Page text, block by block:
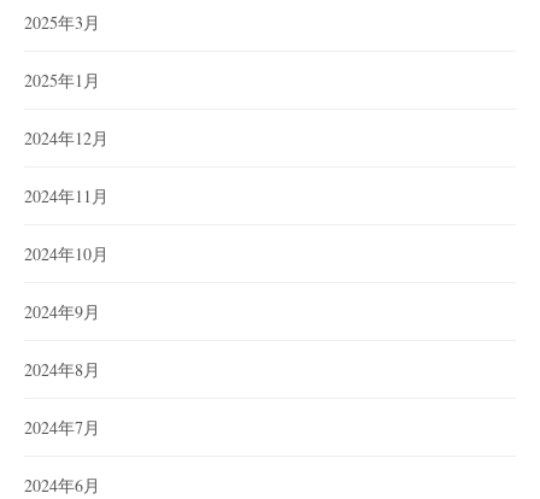
2025年3月
2025年1月
2024年12月
2024年11月
2024年10月
2024年9月
2024年8月
2024年7月
2024年6月